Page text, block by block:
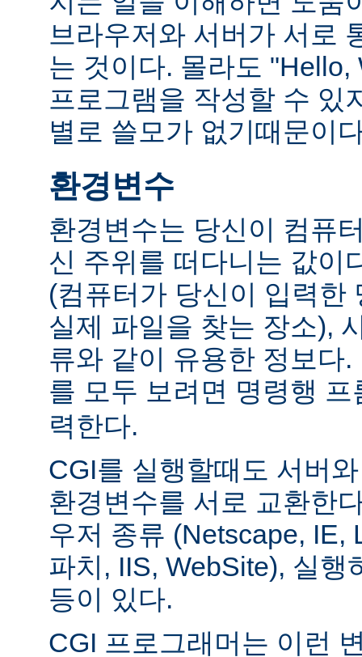
브라우저와 서버가 서로
는 것이다. 몰라도
프로그램을 작성할 수 있
별로 쓸모가 없기때문이
환경변수
환경변수는 당신이 컴퓨
신 주위를 떠다니는 값이
(컴퓨터가 당신이 입력한
실제 파일을 찾는 장소),
류와 같이 유용한 정보다
를 모두 보려면 명령행
력한다.
CGI를 실행할때도 서버
환경변수를 서로 교환한
우저 종류 (Netscape, IE,
파치, IIS, WebSite), 실행
등이 있다.
CGI 프로그래머는 이런